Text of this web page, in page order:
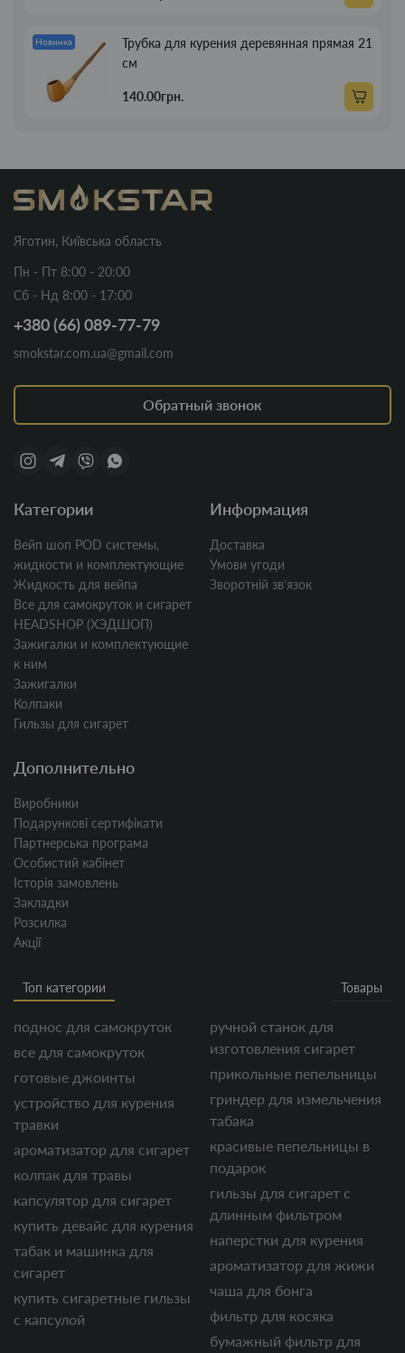
Новинка
Трубка для курения деревянная прямая 21
см
140.00грн.
Яготин, Київська область
Пн - Пт 8:00 - 20:00
Сб - Нд 8:00 - 17:00
+380 (66) 089-77-79
smokstar.com.ua@gmail.com
Обратный звонок
Категории
Вейп шоп POD системы,
жидкости и комплектующие
Жидкость для вейпа
Все для самокруток и сигарет
HEADSHOP (ХЭДШОП)
Зажигалки и комплектующие
к ним
Зажигалки
Колпаки
Гильзы для сигарет
Информация
Доставка
Умови угоди
Зворотній звʼязок
Дополнительно
Виробники
Подарункові сертифікати
Партнерська програма
Особистий кабінет
Історія замовлень
Закладки
Розсилка
Акції
Топ категории Товары
поднос для самокруток
все для самокруток
готовые джоинты
устройство для курения
травки
ароматизатор для сигарет
колпак для травы
капсулятор для сигарет
купить девайс для курения
табак и машинка для
сигарет
купить сигаретные гильзы
с капсулой
ручной станок для
изготовления сигарет
прикольные пепельницы
гриндер для измельчения
табака
красивые пепельницы в
подарок
гильзы для сигарет с
длинным фильтром
наперстки для курения
ароматизатор для жижи
чаша для бонга
фильтр для косяка
бумажный фильтр для